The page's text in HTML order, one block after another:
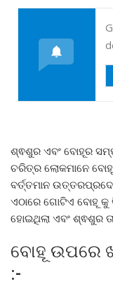
ଶ୍ଵଶୁର ଏବଂ ବୋହୂର
ଚରିତ୍ର ଲୋକମାନେ ବୋହୂ
ବର୍ତ୍ତମାନ
ଏଠାରେ ଗୋଟିଏ ବୋହୂ କୁ
ହୋଇଥିଲା ଏବଂ ଶ୍ଵଶୁର
ବୋହୂ ଉପରେ
:-